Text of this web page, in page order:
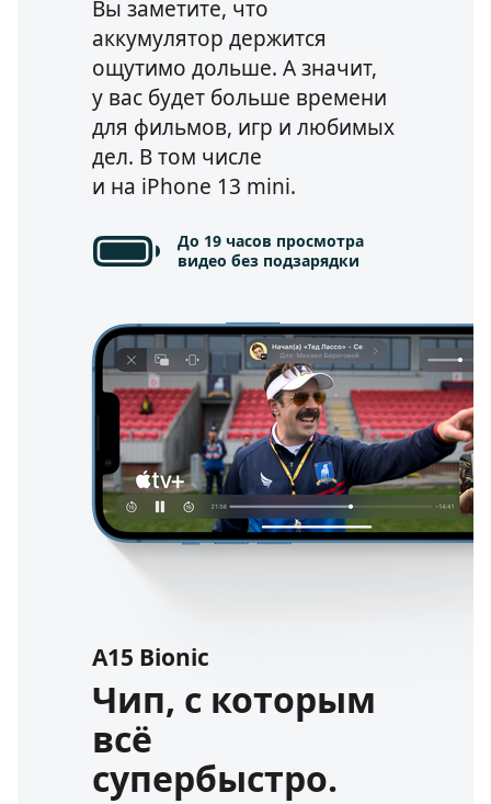
Вы заметите, что
аккумулятор держится
ощутимо дольше. А значит,
у вас будет больше времени
для фильмов, игр и любимых
дел. В том числе
и на iPhone 13 mini.
До 19 часов просмотра
видео без подзарядки
A15 Bionic
Чип, с которым
всё
супербыстро.